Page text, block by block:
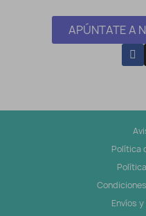
APÚNTATE A
Política
Envíos